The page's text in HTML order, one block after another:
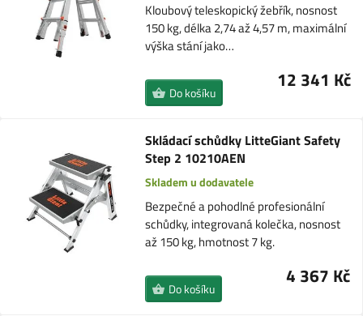
Kloubový teleskopický žebřík, nosnost
150 kg, délka 2,74 až 4,57 m, maximální
výška stání jako…
12 341 Kč
Do košíku
Skládací schůdky LitteGiant Safety
Step 2 10210AEN
Skladem u dodavatele
Bezpečné a pohodlné profesionální
schůdky, integrovaná kolečka, nosnost
až 150 kg, hmotnost 7 kg.
4 367 Kč
Do košíku